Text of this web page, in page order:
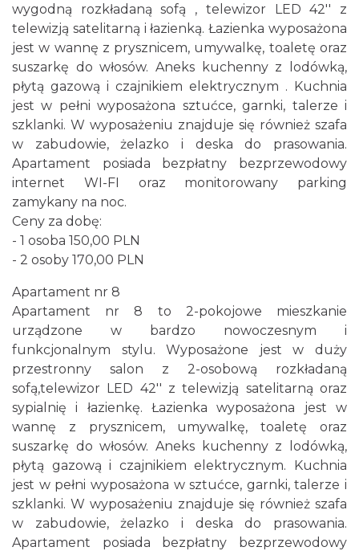
wygodną rozkładaną sofą , telewizor LED 42'' z
telewizją satelitarną i łazienką. Łazienka wyposażona
jest w wannę z prysznicem, umywalkę, toaletę oraz
suszarkę do włosów. Aneks kuchenny z lodówką,
płytą gazową i czajnikiem elektrycznym . Kuchnia
jest w pełni wyposażona sztućce, garnki, talerze i
szklanki. W wyposażeniu znajduje się również szafa
w zabudowie, żelazko i deska do prasowania.
Apartament posiada bezpłatny bezprzewodowy
internet WI-FI oraz monitorowany parking
zamykany na noc.
Ceny za dobę:
- 1 osoba 150,00 PLN
- 2 osoby 170,00 PLN
Apartament nr 8
Apartament nr 8 to 2-pokojowe mieszkanie
urządzone w bardzo nowoczesnym i
funkcjonalnym stylu. Wyposażone jest w duży
przestronny salon z 2-osobową rozkładaną
sofą,telewizor LED 42'' z telewizją satelitarną oraz
sypialnię i łazienkę. Łazienka wyposażona jest w
wannę z prysznicem, umywalkę, toaletę oraz
suszarkę do włosów. Aneks kuchenny z lodówką,
płytą gazową i czajnikiem elektrycznym. Kuchnia
jest w pełni wyposażona w sztućce, garnki, talerze i
szklanki. W wyposażeniu znajduje się również szafa
w zabudowie, żelazko i deska do prasowania.
Apartament posiada bezpłatny bezprzewodowy